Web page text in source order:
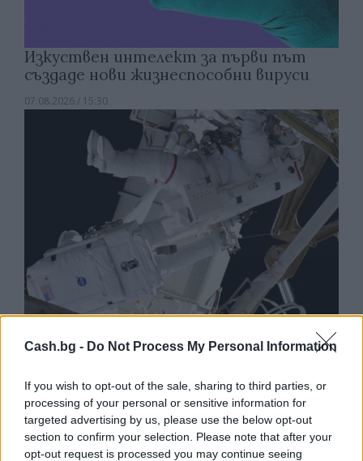
Cash.bg - Do Not Process My Personal Information
If you wish to opt-out of the sale, sharing to third parties, or
processing of your personal or sensitive information for
targeted advertising by us, please use the below opt-out
section to confirm your selection. Please note that after your
opt-out request is processed you may continue seeing
Изкуствен интелект за първи път
създаде нови жизнеспособни вируси
07.08.2026 / 15:30
Астронавти на NASA излязоха в
07.08.2026 / 15:00